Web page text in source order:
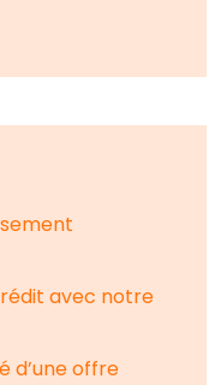
avec notre
d’une offre